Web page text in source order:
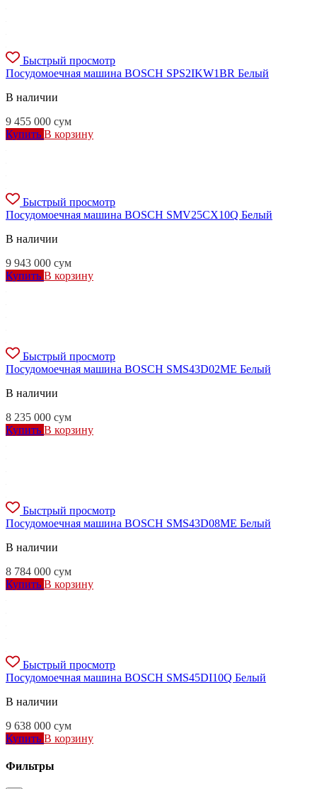
Быстрый просмотр
Посудомоечная машина BOSCH SPS2IKW1BR Белый
В наличии
9 455 000 сум
Купить В корзину
Быстрый просмотр
Посудомоечная машина BOSCH SMV25CX10Q Белый
В наличии
9 943 000 сум
Купить В корзину
Быстрый просмотр
Посудомоечная машина BOSCH SMS43D02ME Белый
В наличии
8 235 000 сум
Купить В корзину
Быстрый просмотр
Посудомоечная машина BOSCH SMS43D08ME Белый
В наличии
8 784 000 сум
Купить В корзину
Быстрый просмотр
Посудомоечная машина BOSCH SMS45DI10Q Белый
В наличии
9 638 000 сум
Купить В корзину
Фильтры